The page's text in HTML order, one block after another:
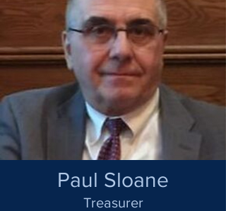
Paul Sloane
Treasurer